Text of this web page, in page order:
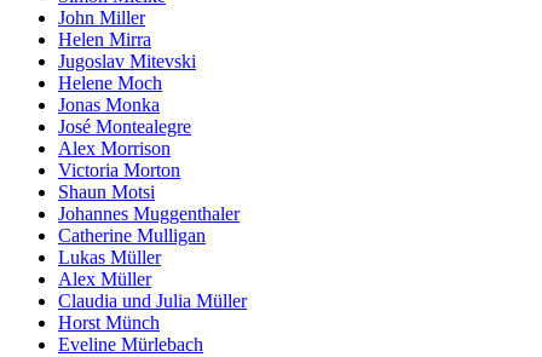
John Miller
Helen Mirra
Jugoslav Mitevski
Helene Moch
Jonas Monka
José Montealegre
Alex Morrison
Victoria Morton
Shaun Motsi
Johannes Muggenthaler
Catherine Mulligan
Lukas Müller
Alex Müller
Claudia und Julia Müller
Horst Münch
Eveline Mürlebach